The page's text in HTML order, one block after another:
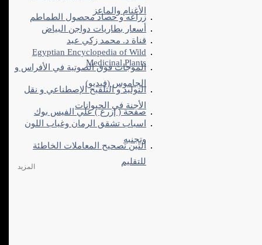
الأغنام والماعز
زراعه و حصاد محصول الطماطم
أسعار بطاريات دواجن البياض
قناة د. محمد زكي عيد
Egyptian Encyclopedia of Wild
الموجات فوق الصوتية في الأفراس و
الجاموس (فيديو)
التوليد و التلقيح الإصطناعي و نقل
الأجنة في الحيوانات
صفحة ( إزرع ) علي الفيس بوك
اسباب تشقق الرمان وغياب اللون
التين تصحيح المعاملات الخاطئة
للتقليم
المزيد